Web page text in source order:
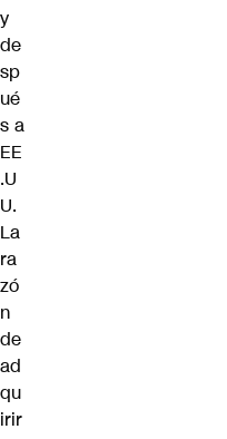
y
de
sp
ué
s a
EE
.U
U.
La
ra
zó
n
de
ad
qu
irir